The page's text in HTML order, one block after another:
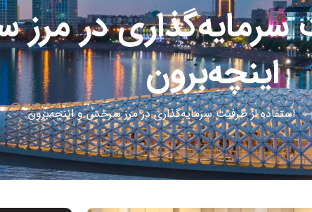
سرمایه‌گذاری در
اینچه‌برون
استفاده از ظرفیت سرمایه‌گذاری در مرز سرخس و اینچه‌برون